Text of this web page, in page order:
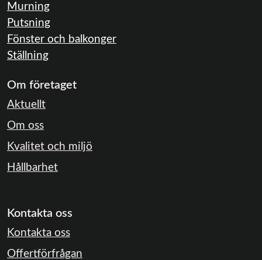
Murning
Putsning
Fönster och balkonger
Ställning
Om företaget
Aktuellt
Om oss
Kvalitet och miljö
Hållbarhet
Kontakta oss
Kontakta oss
Offertförfrågan